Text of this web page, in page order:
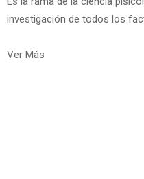
investigación de todos los
Ver Más